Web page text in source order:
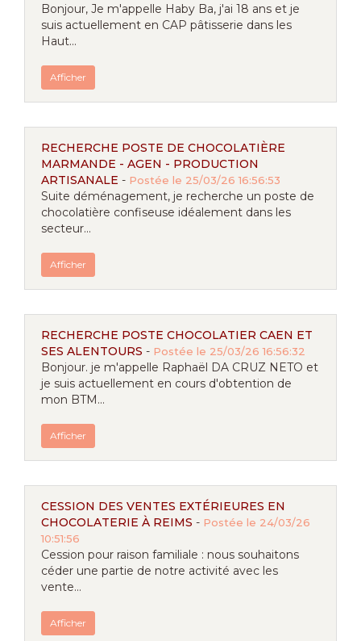
Bonjour, Je m'appelle Haby Ba, j'ai 18 ans et je
suis actuellement en CAP pâtisserie dans les
Haut...
Afficher
RECHERCHE POSTE DE CHOCOLATIÈRE
MARMANDE - AGEN - PRODUCTION
ARTISANALE - Postée le 25/03/26 16:56:53
Suite déménagement, je recherche un poste de
chocolatière confiseuse idéalement dans les
secteur...
Afficher
RECHERCHE POSTE CHOCOLATIER CAEN ET
SES ALENTOURS - Postée le 25/03/26 16:56:32
Bonjour. je m'appelle Raphaël DA CRUZ NETO et
je suis actuellement en cours d'obtention de
mon BTM...
Afficher
CESSION DES VENTES EXTÉRIEURES EN
CHOCOLATERIE À REIMS - Postée le 24/03/26
10:51:56
Cession pour raison familiale : nous souhaitons
céder une partie de notre activité avec les
vente...
Afficher